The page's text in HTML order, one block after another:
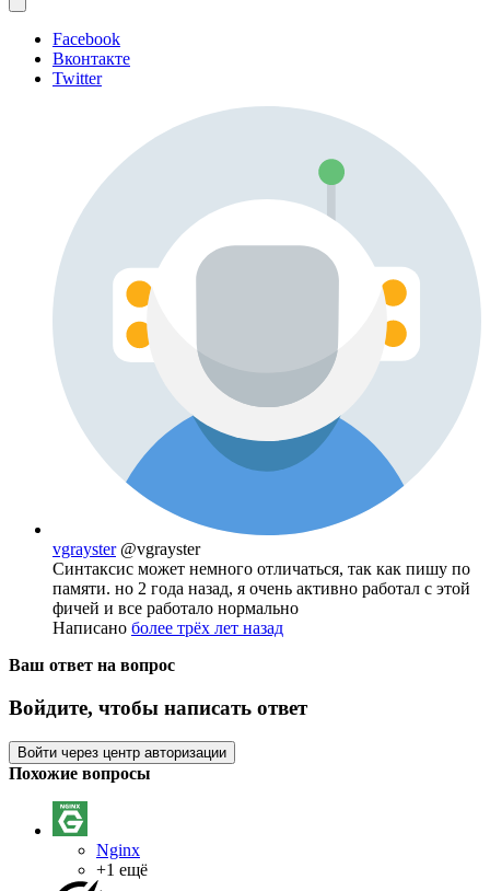
Facebook
Вконтакте
Twitter
vgrayster @vgrayster
Синтаксис может немного отличаться, так как пишу по
памяти. но 2 года назад, я очень активно работал с этой
фичей и все работало нормально
Написано более трёх лет назад
Ваш ответ на вопрос
Войдите, чтобы написать ответ
Войти через центр авторизации
Похожие вопросы
Nginx
+1 ещё